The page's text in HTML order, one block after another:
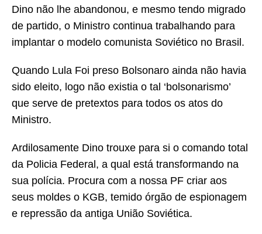
Dino não lhe abandonou, e mesmo tendo migrado
de partido, o Ministro continua trabalhando para
implantar o modelo comunista Soviético no Brasil.
Quando Lula Foi preso Bolsonaro ainda não havia
sido eleito, logo não existia o tal ‘bolsonarismo’
que serve de pretextos para todos os atos do
Ministro.
Ardilosamente Dino trouxe para si o comando total
da Policia Federal, a qual está transformando na
sua polícia. Procura com a nossa PF criar aos
seus moldes o KGB, temido órgão de espionagem
e repressão da antiga União Soviética.